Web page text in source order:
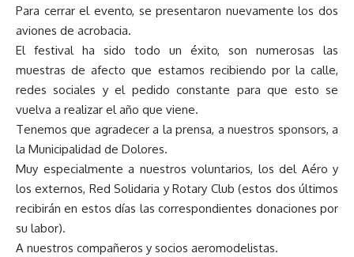
Para cerrar el evento, se presentaron nuevamente los dos
aviones de acrobacia.
El festival ha sido todo un éxito, son numerosas las
muestras de afecto que estamos recibiendo por la calle,
redes sociales y el pedido constante para que esto se
vuelva a realizar el año que viene.
Tenemos que agradecer a la prensa, a nuestros sponsors, a
la Municipalidad de Dolores.
Muy especialmente a nuestros voluntarios, los del Aéro y
los externos, Red Solidaria y Rotary Club (estos dos últimos
recibirán en estos días las correspondientes donaciones por
su labor).
A nuestros compañeros y socios aeromodelistas.